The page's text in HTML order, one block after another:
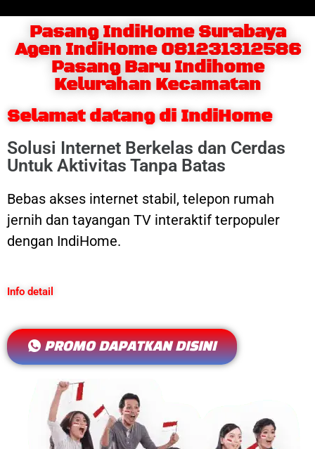
Pasang IndiHome Surabaya
Agen IndiHome 081231312586
Pasang Baru Indihome
Kelurahan Kecamatan
Selamat datang di IndiHome
Solusi Internet Berkelas dan Cerdas
Untuk Aktivitas Tanpa Batas
Bebas akses internet stabil, telepon rumah
jernih dan tayangan TV interaktif terpopuler
dengan IndiHome.
Info detail
PROMO DAPATKAN DISINI